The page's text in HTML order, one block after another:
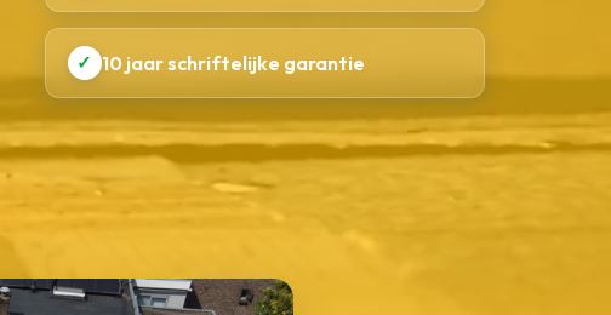
✓ 10 jaar schriftelijke garantie